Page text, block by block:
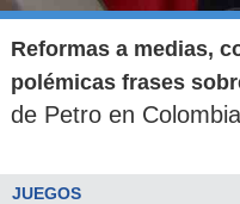
Reformas a medias,
polémicas frases
de Petro en Colombia
JUEGOS